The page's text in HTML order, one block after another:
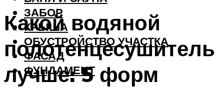
ЗАБОР
КРЫША
ОБУСТРОЙСТВО УЧАСТКА
ФАСАД
ФУНДАМЕНТ
Какой водяной
полотенцесушитель
лучше: 5 форм